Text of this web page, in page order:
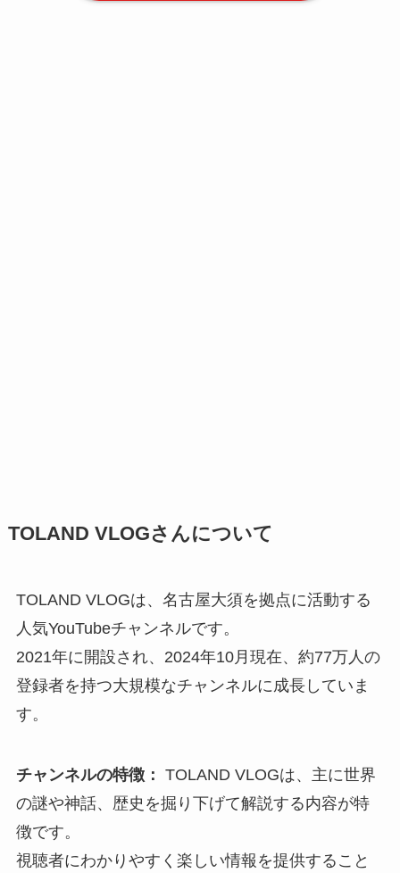
TOLAND VLOGさんについて
TOLAND VLOGは、名古屋大須を拠点に活動する
人気YouTubeチャンネルです。
2021年に開設され、2024年10月現在、約77万人の
登録者を持つ大規模なチャンネルに成長していま
す。
チャンネルの特徴： TOLAND VLOGは、主に世界
の謎や神話、歴史を掘り下げて解説する内容が特
徴です。
視聴者にわかりやすく楽しい情報を提供すること